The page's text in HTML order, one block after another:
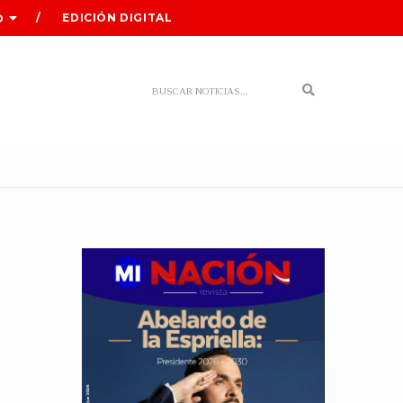
EDICIÓN DIGITAL
Search